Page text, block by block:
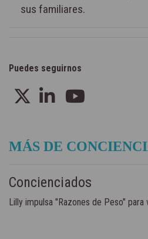
sus familiares.
Puedes seguirnos
MÁS DE
Concienciados
Lilly impulsa "Razones de Peso" para